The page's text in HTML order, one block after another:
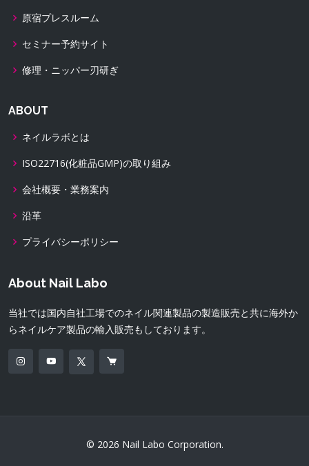
原宿プレスルーム
セミナー予約サイト
修理・ニッパー刃研ぎ
ABOUT
ネイルラボとは
ISO22716(化粧品GMP)の取り組み
会社概要・業務案内
沿革
プライバシーポリシー
About Nail Labo
当社では国内自社工場でのネイル関連製品の製造販売と共に海外か
らネイルケア製品の輸入販売もしております。
© 2026 Nail Labo Corporation.